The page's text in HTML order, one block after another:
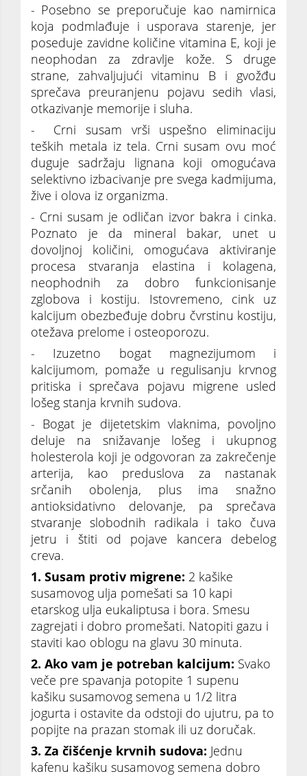
- Posebno se preporučuje kao namirnica
koja podmlađuje i usporava starenje, jer
poseduje zavidne količine vitamina E, koji je
neophodan za zdravlje kože. S druge
strane, zahvaljujući vitaminu B i gvožđu
sprečava preuranjenu pojavu sedih vlasi,
otkazivanje memorije i sluha.
- Crni susam vrši uspešno eliminaciju
teških metala iz tela. Crni susam ovu moć
duguje sadržaju lignana koji omogućava
selektivno izbacivanje pre svega kadmijuma,
žive i olova iz organizma.
- Crni susam je odličan izvor bakra i cinka.
Poznato je da mineral bakar, unet u
dovoljnoj količini, omogućava aktiviranje
procesa stvaranja elastina i kolagena,
neophodnih za dobro funkcionisanje
zglobova i kostiju. Istovremeno, cink uz
kalcijum obezbeđuje dobru čvrstinu kostiju,
otežava prelome i osteoporozu.
- Izuzetno bogat magnezijumom i
kalcijumom, pomaže u regulisanju krvnog
pritiska i sprečava pojavu migrene usled
lošeg stanja krvnih sudova.
- Bogat je dijetetskim vlaknima, povoljno
deluje na snižavanje lošeg i ukupnog
holesterola koji je odgovoran za zakrečenje
arterija, kao preduslova za nastanak
srčanih obolenja, plus ima snažno
antioksidativno delovanje, pa sprečava
stvaranje slobodnih radikala i tako čuva
jetru i štiti od pojave kancera debelog
creva.
1. Susam protiv migrene: 2 kašike
susamovog ulja pomešati sa 10 kapi
etarskog ulja eukaliptusa i bora. Smesu
zagrejati i dobro promešati. Natopiti gazu i
staviti kao oblogu na glavu 30 minuta.
2. Ako vam je potreban kalcijum: Svako
veče pre spavanja potopite 1 supenu
kašiku susamovog semena u 1/2 litra
jogurta i ostavite da odstoji do ujutru, pa to
popijte na prazan stomak ili uz doručak.
3. Za čišćenje krvnih sudova: Jednu
kafenu kašiku susamovog semena dobro